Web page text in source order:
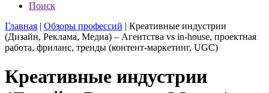
Поиск
Главная | Обзоры профессий | Креативные индустрии
(Дизайн, Реклама, Медиа) – Агентства vs in-house, проектная
работа, фриланс, тренды (контент-маркетинг, UGC)
Креативные индустрии